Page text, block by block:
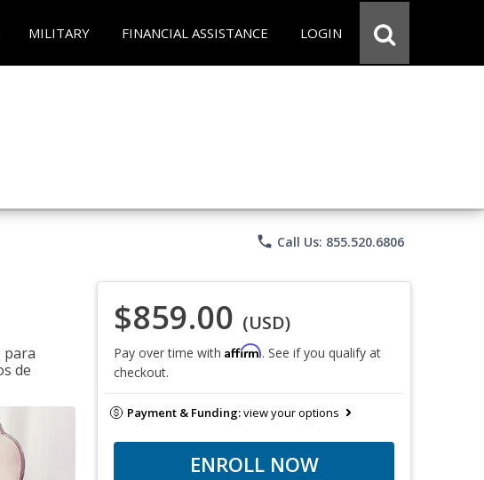
MILITARY FINANCIAL ASSISTANCE LOGIN
phone Call Us: 855.520.6806
para
de
$859.00 (USD)
Pay over time with Affirm. See if you qualify at
checkout.
Payment & Funding:view your options
ENROLL NOW